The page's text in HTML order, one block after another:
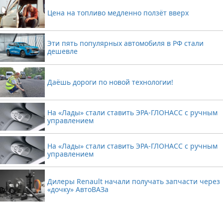
Цена на топливо медленно ползёт вверх
Эти пять популярных автомобиля в РФ стали
дешевле
Даёшь дороги по новой технологии!
На «Лады» стали ставить ЭРА-ГЛОНАСС с ручным
управлением
На «Лады» стали ставить ЭРА-ГЛОНАСС с ручным
управлением
Дилеры Renault начали получать запчасти через
«дочку» АвтоВАЗа